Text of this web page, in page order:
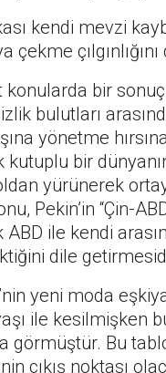
kendi mevzi
çekme
konularda bir
bulutları
yönetme
kutuplu bir
yürünerek
Pekin’in “Çin-
ABD ile kendi
dile
yeni moda
ile kesilmişken
görmüştür. Bu
çıkış noktası